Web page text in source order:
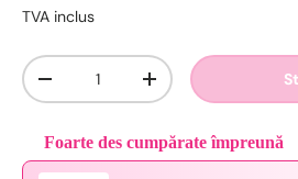
TVA inclus
Cantitate
-
+
Foarte des cumpărate împreună
Use the Previous and Next buttons to